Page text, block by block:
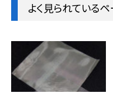
よく見られている